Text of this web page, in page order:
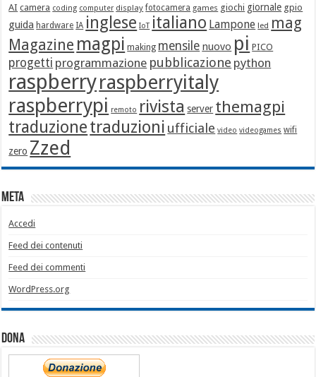
AI camera coding computer display fotocamera games giochi giornale gpio
guida hardware IA inglese IoT italiano Lampone led mag
Magazine magpi making mensile nuovo pi PICO
progetti programmazione pubblicazione python
raspberryraspberryitaly
raspberrypi remoto rivista server themagpi
traduzionetraduzioni ufficiale video videogames wifi
zero Zzed
Meta
Accedi
Feed dei contenuti
Feed dei commenti
WordPress.org
Dona